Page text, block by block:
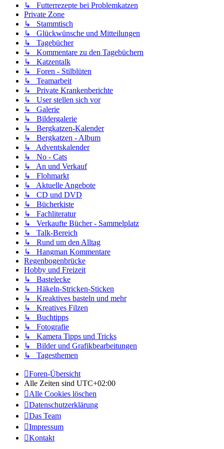
↳ Futterrezepte bei Problemkatzen
Private Zone
↳ Stammtisch
↳ Glückwünsche und Mitteilungen
↳ Tagebücher
↳ Kommentare zu den Tagebüchern
↳ Katzentalk
↳ Foren - Stilblüten
↳ Teamarbeit
↳ Private Krankenberichte
↳ User stellen sich vor
↳ Galerie
↳ Bildergalerie
↳ Bergkatzen-Kalender
↳ Bergkatzen - Album
↳ Adventskalender
↳ No - Cats
↳ An und Verkauf
↳ Flohmarkt
↳ Aktuelle Angebote
↳ CD und DVD
↳ Bücherkiste
↳ Fachliteratur
↳ Verkaufte Bücher - Sammelplatz
↳ Talk-Bereich
↳ Rund um den Alltag
↳ Hangman Kommentare
Regenbogenbrücke
Hobby und Freizeit
↳ Bastelecke
↳ Häkeln-Stricken-Sticken
↳ Kreaktives basteln und mehr
↳ Kreatives Filzen
↳ Buchtipps
↳ Fotografie
↳ Kamera Tipps und Tricks
↳ Bilder und Grafikbearbeitungen
↳ Tagesthemen
Foren-Übersicht
Alle Zeiten sind UTC+02:00
Alle Cookies löschen
Datenschutzerklärung
Das Team
Impressum
Kontakt